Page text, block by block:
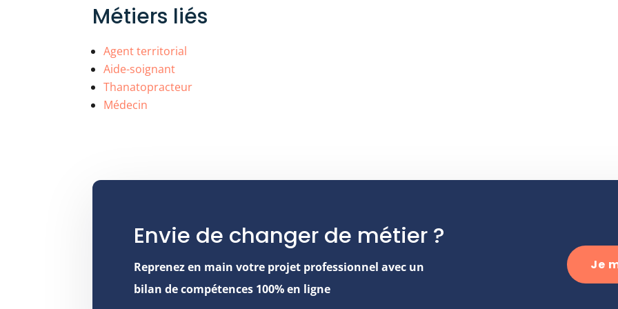
Métiers liés
Agent territorial
Aide-soignant
Thanatopracteur
Médecin
Envie de changer de métier ?
Reprenez en main votre projet professionnel avec un
bilan de compétences 100% en ligne
Je